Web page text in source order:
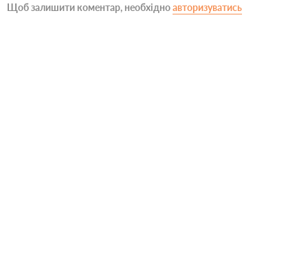
Щоб залишити коментар, необхідноавторизуватись